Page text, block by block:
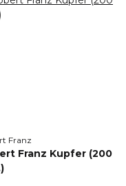
Franz
Franz Kupfer (200